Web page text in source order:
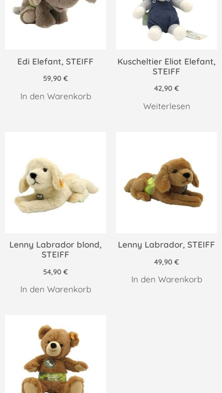
Edi Elefant, STEIFF
59,90 €
In den Warenkorb
Kuscheltier Eliot Elefant,
STEIFF
42,90 €
Weiterlesen
Lenny Labrador blond,
STEIFF
54,90 €
In den Warenkorb
Lenny Labrador, STEIFF
49,90 €
In den Warenkorb